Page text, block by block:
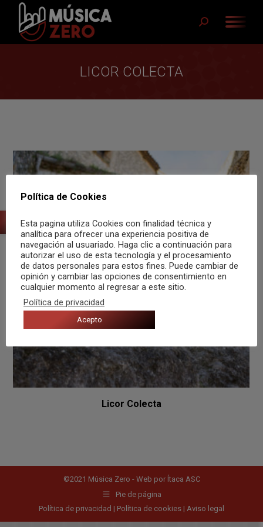
Buscar:
LICOR COLECTA
Licor Colecta
©2021 Música Zero - Web por Ítaca ASC
Pie de página
Política de privacidad | Política de cookies | Aviso legal
Política de Cookies
Esta pagina utiliza Cookies con finalidad técnica y
analítica para ofrecer una experiencia positiva de
navegación al usuariado. Haga clic a continuación para
autorizar el uso de esta tecnología y el procesamiento
de datos personales para estos fines. Puede cambiar de
opinión y cambiar las opciones de consentimiento en
cualquier momento al regresar a este sitio.
Política de privacidad
Acepto